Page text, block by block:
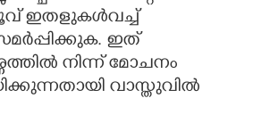
ഇതളുകൾവച്ച്
ഇത്
നിന്ന് മോചനം
വാസ്തുവിൽ